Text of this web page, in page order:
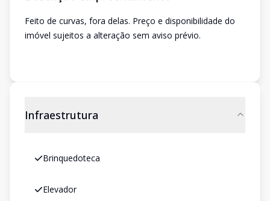
Feito de curvas, fora delas. Preço e disponibilidade do
imóvel sujeitos a alteração sem aviso prévio.
Infraestrutura
Brinquedoteca
Elevador